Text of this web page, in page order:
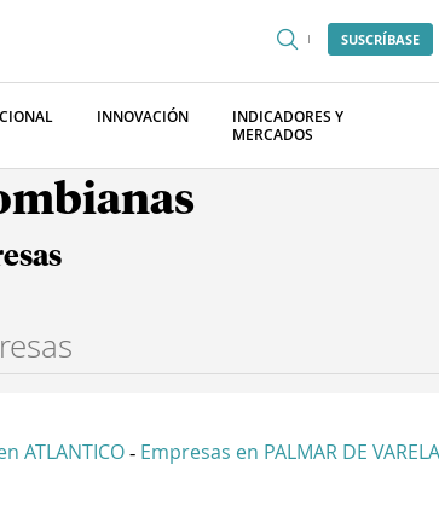
SUSCRÍBASE
INNOVACIÓN
INDICADORES Y
MERCADOS
ATLANTICO - Empresas en PALMAR DE VARELA